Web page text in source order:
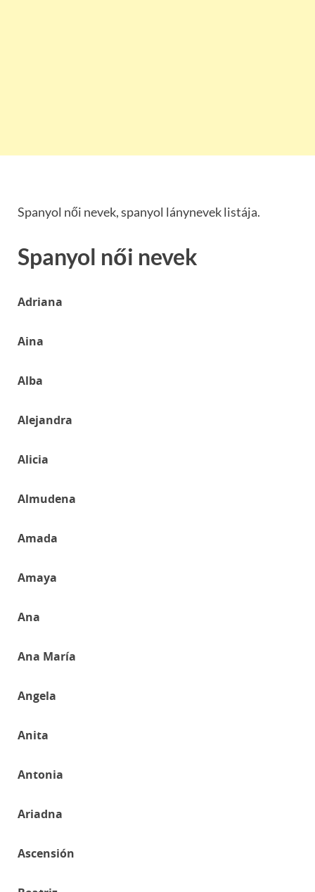
Spanyol női nevek, spanyol lánynevek listája.
Spanyol női nevek
Adriana
Aina
Alba
Alejandra
Alicia
Almudena
Amada
Amaya
Ana
Ana María
Angela
Anita
Antonia
Ariadna
Ascensión